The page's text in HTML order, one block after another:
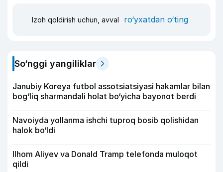
Izoh qoldirish uchun, avval ro‘yxatdan o‘ting
So‘nggi yangiliklar
Janubiy Koreya futbol assotsiatsiyasi hakamlar bilan
bog‘liq sharmandali holat bo‘yicha bayonot berdi
Navoiyda yollanma ishchi tuproq bosib qolishidan
halok bo‘ldi
Ilhom Aliyev va Donald Tramp telefonda muloqot
qildi